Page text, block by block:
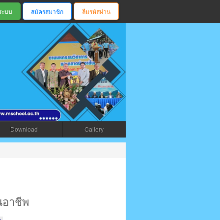
สมัครสมาชิก ลืมรหัสผ่าน
รัง
Download Gallery
อาชีพ